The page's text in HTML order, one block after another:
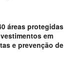
áreas protegidas
em
e prevenção de